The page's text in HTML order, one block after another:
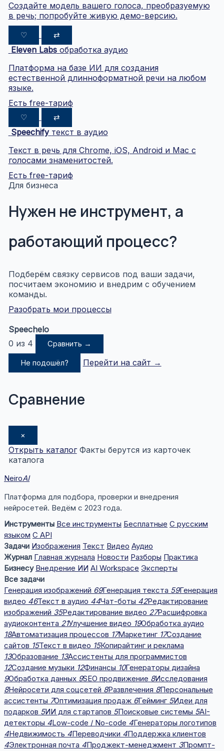
Создайте модель вашего голоса, преобразуемую
в речь; попробуйте живую демо-версию.
♡ ⇄
Eleven Labs обработка аудио
Платформа на базе ИИ для создания
естественной длинноформатной речи на любом
языке.
Есть free-тариф
♡ ⇄
Speechify текст в аудио
Текст в речь для Chrome, iOS, Android и Mac с
голосами знаменитостей.
Есть free-тариф
Для бизнеса
Нужен не инструмент, а
работающий процесс?
Подберём связку сервисов под ваши задачи,
посчитаем экономию и внедрим с обучением
команды.
Разобрать мои процессы
Speechelo
0 из 4
Сравнить →
Не подошёл? Перейти на сайт →
Сравнение
×
Открыть каталог Факты берутся из карточек
каталога
NeiroAI
Платформа для подбора, проверки и внедрения
нейросетей. Ведём с 2023 года.
Инструменты Все инструменты Бесплатные С русским
языком С API
Задачи Изображения Текст Видео Аудио
Журнал Главная журнала Новости Разборы Практика
Бизнесу Внедрение ИИ AI Workspace Эксперты
Все задачи
Генерация изображений 69Генерация текста 59Генерация
видео 46Текст в аудио 44Чат-боты 42Редактирование
изображений 35Редактирование видео 27Расшифровка
аудиоконтента 21Улучшение видео 19Обработка аудио
18Автоматизация процессов 17Маркетинг 17Создание
сайтов 15Текст в видео 15Копирайтинг и реклама
13Образование 13Ассистенты для программистов
12Создание музыки 12Финансы 10Генераторы дизайна
9Обработка данных 9SEO продвижение 8Исследования
8Нейросети для соцсетей 8Развлечения 8Персональные
ассистенты 7Оптимизация продаж 6Гейминг 5Идеи для
подарков 5ИИ для стартапов 5Поисковые системы 5AI-
детекторы 4Low-code / No-code 4Генераторы логотипов
4Недвижимость 4Переводчики 4Поддержка клиентов
4Электронная почта 4Проджект-менеджмент 3Промпт-